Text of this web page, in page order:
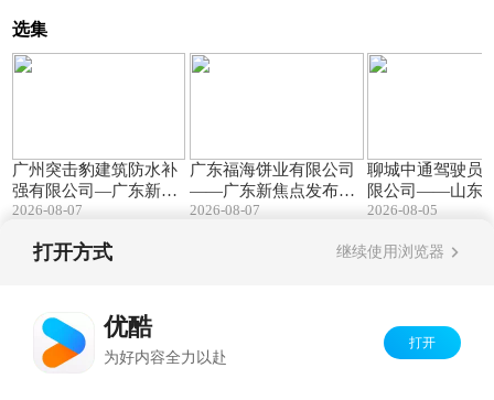
选集
广州突击豹建筑防水补
强有限公司—广东新焦
点发布广东电视台播出
2026-08-07
广东福海饼业有限公司
——广东新焦点发布广
东电视台播出
2026-08-07
聊城中通驾驶员
限公司——山东
发布山东电视台
2026-08-05
打开方式 继续使用浏览器
优酷
为好内容全力以赴
打开